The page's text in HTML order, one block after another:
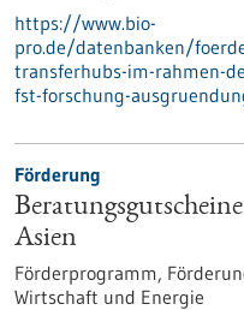
https://www.bio-
pro.de/datenbanken/
transferhubs-im-rahmen-
fst-forschung-
Förderung
Asien
Förderprogramm,
Wirtschaft und Energie